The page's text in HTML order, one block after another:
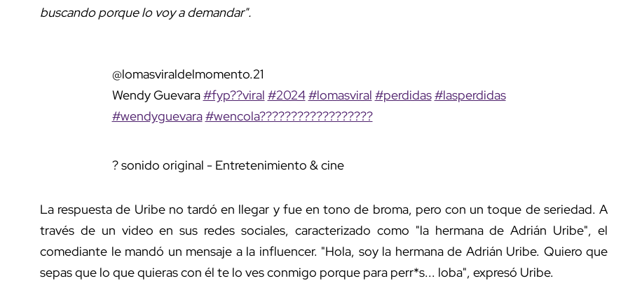
buscando porque lo voy a demandar".
@lomasviraldelmomento.21
Wendy Guevara#fyp??viral #2024#lomasviral #perdidas#lasperdidas
#wendyguevara#wencola??????????????????
? sonido original - Entretenimiento & cine
La respuesta de Uribe no tardó en llegar y fue en tono de broma, pero con un toque de seriedad. A
través de un video en sus redes sociales, caracterizado como "la hermana de Adrián Uribe", el
comediante le mandó un mensaje a la influencer. "Hola, soy la hermana de Adrián Uribe. Quiero que
sepas que lo que quieras con él te lo ves conmigo porque para perr*s... loba", expresó Uribe.